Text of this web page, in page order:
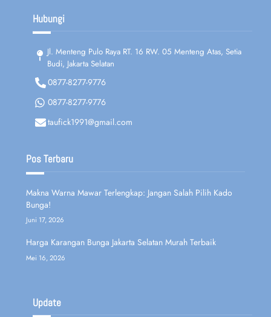
Hubungi
Jl. Menteng Pulo Raya RT. 16 RW. 05 Menteng Atas, Setia
Budi, Jakarta Selatan
0877-8277-9776
0877-8277-9776
taufick1991@gmail.com
Pos Terbaru
Makna Warna Mawar Terlengkap: Jangan Salah Pilih Kado
Bunga!
Juni 17, 2026
Harga Karangan Bunga Jakarta Selatan Murah Terbaik
Mei 16, 2026
Update